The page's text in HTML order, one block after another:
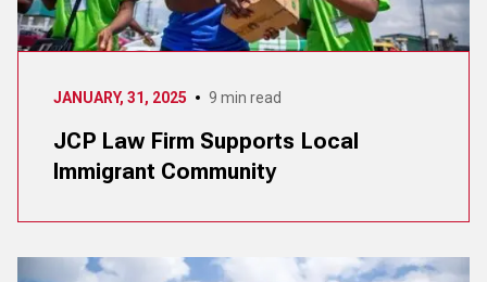
JANUARY, 31, 2025 9 min read
JCP Law Firm Supports Local
Immigrant Community